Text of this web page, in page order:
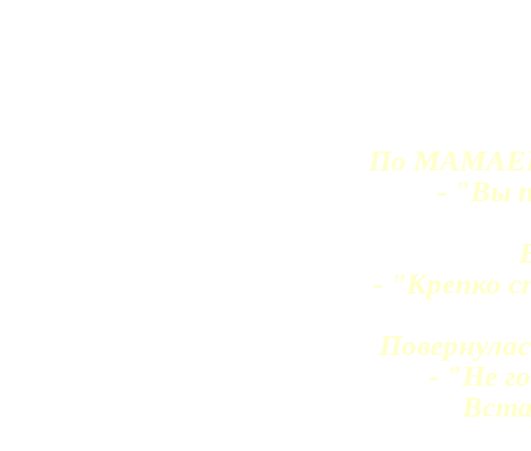
По
- "Вы
- "Крепко
- "Не